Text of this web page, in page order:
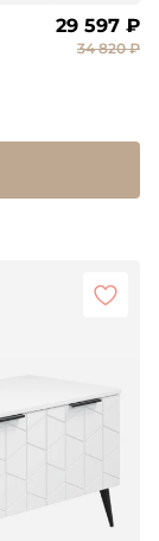
29 597 ₽
34 820 ₽